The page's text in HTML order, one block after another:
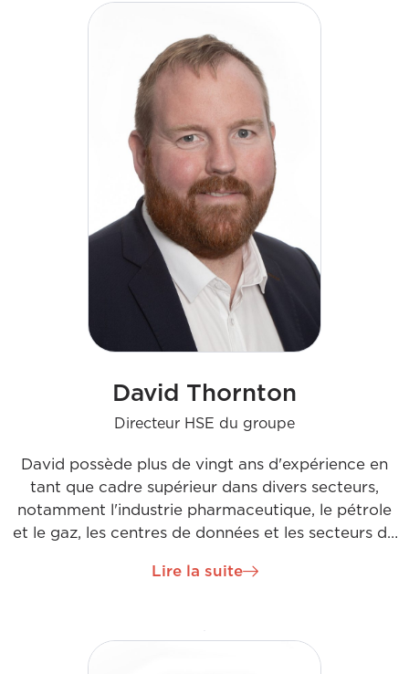
et soutient les programmes de développement de
l'entreprise et les affiliations à des organismes
industriels.
David Thornton
Directeur HSE du groupe
David possède plus de vingt ans d'expérience en
tant que cadre supérieur dans divers secteurs,
notamment l'industrie pharmaceutique, le pétrole
et le gaz, les centres de données et les secteurs de
des projets majeurs dans des régions telles que
chez H&MV, David sera chargé de superviser
Lire la suite